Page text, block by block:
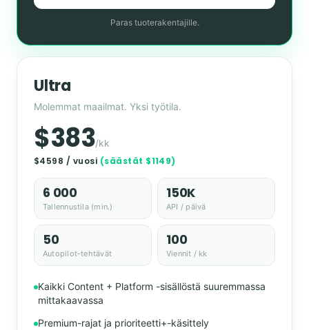
Paras tuoterakentajille.
Ultra
Molemmat maailmat. Yksi työtila.
$383/kk
$4598 / vuosi (säästät $1149)
6 000
Tallennustila (min.)
150K
API / päivä
50
Autopilot-tehtävät
100
Viennit / kk
Kaikki Content + Platform -sisällöstä suuremmassa
mittakaavassa
Premium-rajat ja prioriteetti+-käsittely